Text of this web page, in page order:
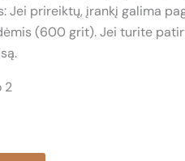
Jei prireiktų, įrankį galima
(600 grit). Jei turite
2